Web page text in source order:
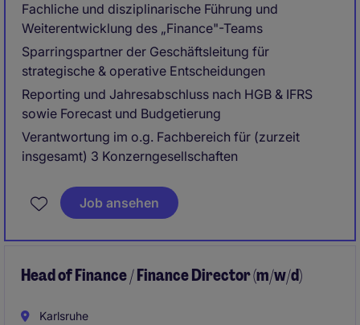
Fachliche und disziplinarische Führung und
Weiterentwicklung des „Finance"-Teams
Sparringspartner der Geschäftsleitung für
strategische & operative Entscheidungen
Reporting und Jahresabschluss nach HGB & IFRS
sowie Forecast und Budgetierung
Verantwortung im o.g. Fachbereich für (zurzeit
insgesamt) 3 Konzerngesellschaften
Job ansehen
Head of Finance / Finance Director (m/w/d)
Karlsruhe